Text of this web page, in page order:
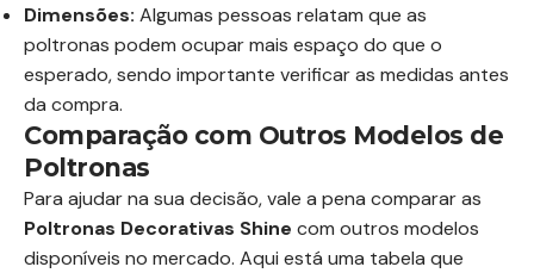
Dimensões: Algumas pessoas relatam que as
poltronas podem ocupar mais espaço do que o
esperado, sendo importante verificar as medidas antes
da compra.
Comparação com Outros Modelos de
Poltronas
Para ajudar na sua decisão, vale a pena comparar as
Poltronas Decorativas Shine com outros modelos
disponíveis no mercado. Aqui está uma tabela que